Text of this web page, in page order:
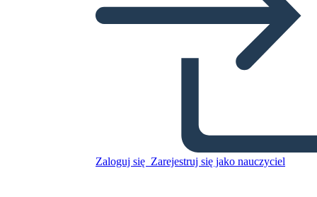
Zaloguj się Zarejestruj się jako nauczyciel
Labori Ohutus 1
STWÓRZ SCENORYS
ODTWARZANIE POKAZU SLAJDÓW